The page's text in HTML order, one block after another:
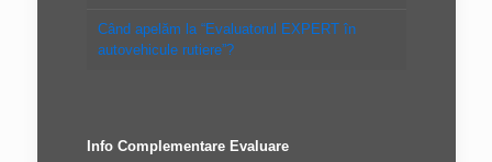
Când apelăm la “Evaluatorul EXPERT în
autovehicule rutiere”?
Info Complementare Evaluare